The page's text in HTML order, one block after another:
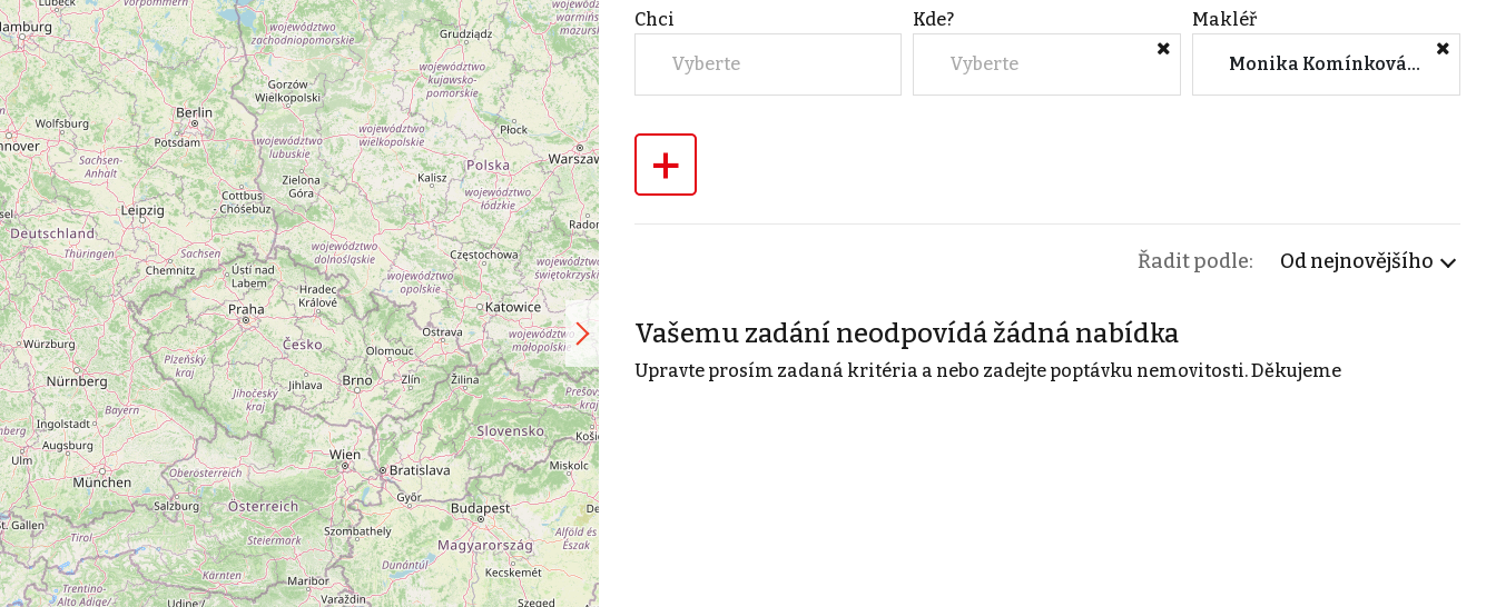
Chci
Vyberte
Kde?
Vyberte
Makléř
Monika Komínková (YD Real Estate s.r.o.)
+
Řadit podle: Od nejnovějšího
Vašemu zadání neodpovídá žádná nabídka
Upravte prosím zadaná kritéria a nebo zadejte poptávku nemovitosti. Děkujeme